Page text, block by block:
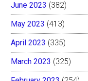
June 2023 (382)
May 2023 (413)
April 2023 (335)
March 2023 (325)